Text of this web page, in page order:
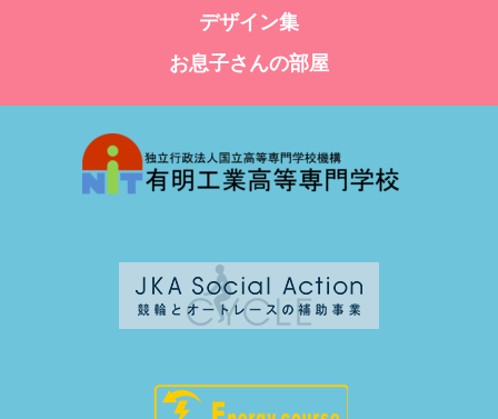
デザイン集
お息子さんの部屋